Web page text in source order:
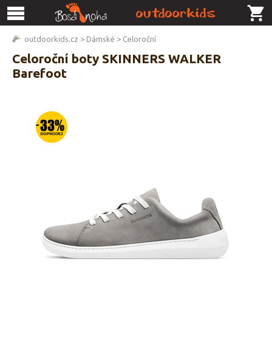
outdoorkids.cz > Dámské > Celoroční
Celoroční boty SKINNERS WALKER
Barefoot